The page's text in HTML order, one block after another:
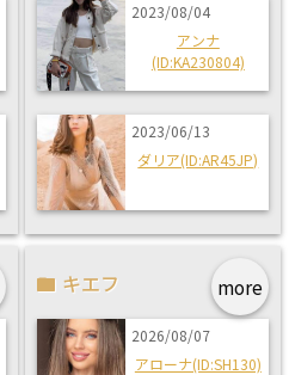
2023/08/04
アンナ
(ID:KA230804)
2023/06/13
ダリア(ID:AR45JP)
more
キエフ
2026/08/07
アローナ(ID:SH130)